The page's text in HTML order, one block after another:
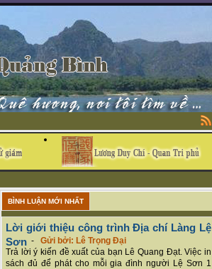
BÌNH LUẬN MỚI NHẤT
Lời giới thiệu công trình Địa chí Làng Lệ
Sơn - Gửi bởi: Lê Trọng Đại
Trả lời ý kiến đề xuất của bạn Lê Quang Đạt. Việc in
sách đủ để phát cho mỗi gia đình người Lệ Sơn 1